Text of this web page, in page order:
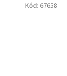
Kód: 67658